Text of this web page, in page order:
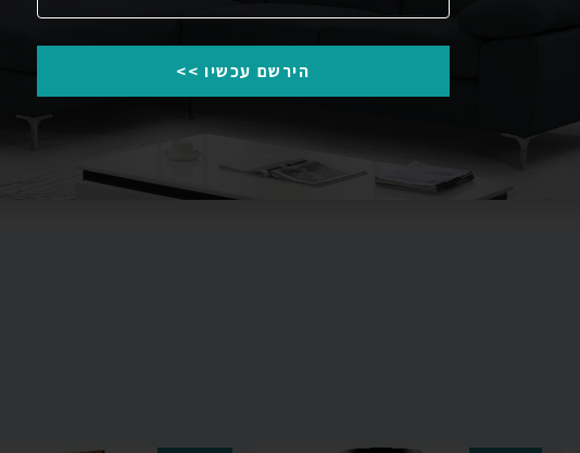
הירשם עכשיו >>